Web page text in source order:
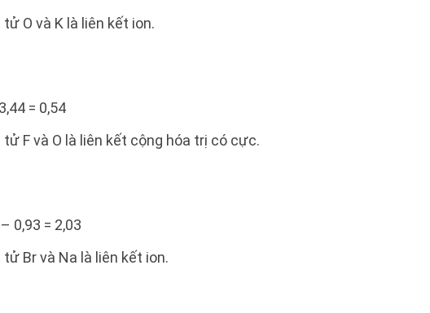
O và K là liên kết ion.
= 0,54
F và O là liên kết cộng hóa trị có cực.
0,93 = 2,03
Br và Na là liên kết ion.